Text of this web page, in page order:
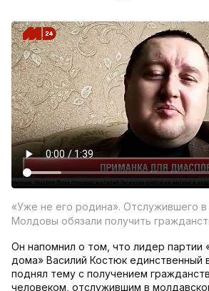
«Уже не его родина». Отслужившего
Молдовы обязали получить
Он напомнил о том, что лидер
дома» Василий Костюк единственный
поднял тему с получением
человеком, отслужившим в